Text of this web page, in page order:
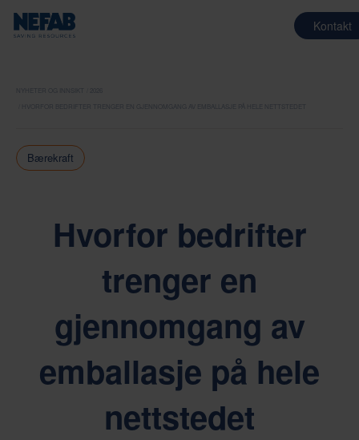
Kontakt
HVORFOR BEDRIFTER TRENGER EN GJENNOMGANG AV EMBALLASJE PÅ HELE NETTSTEDET
Bærekraft
Hvorfor bedrifter
trenger en
gjennomgang av
emballasje på hele
nettstedet